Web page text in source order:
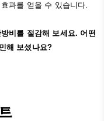
과를 얻을 수 있습니다.
비를 절감해 보세요. 어떤
해 보셨나요?